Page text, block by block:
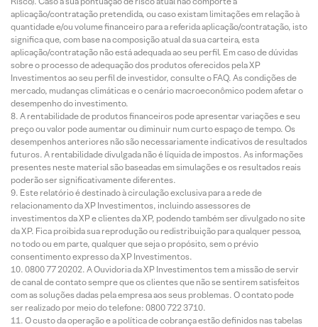
aplicação/contratação pretendida, ou caso existam limitações em relação à
quantidade e/ou volume financeiro para a referida aplicação/contratação, isto
significa que, com base na composição atual da sua carteira, esta
aplicação/contratação não está adequada ao seu perfil. Em caso de dúvidas
sobre o processo de adequação dos produtos oferecidos pela XP
Investimentos ao seu perfil de investidor, consulte o FAQ. As condições de
mercado, mudanças climáticas e o cenário macroeconômico podem afetar o
desempenho do investimento.
A rentabilidade de produtos financeiros pode apresentar variações e seu
preço ou valor pode aumentar ou diminuir num curto espaço de tempo. Os
desempenhos anteriores não são necessariamente indicativos de resultados
futuros. A rentabilidade divulgada não é líquida de impostos. As informações
presentes neste material são baseadas em simulações e os resultados reais
poderão ser significativamente diferentes.
Este relatório é destinado à circulação exclusiva para a rede de
relacionamento da XP Investimentos, incluindo assessores de
investimentos da XP e clientes da XP, podendo também ser divulgado no site
da XP. Fica proibida sua reprodução ou redistribuição para qualquer pessoa,
no todo ou em parte, qualquer que seja o propósito, sem o prévio
consentimento expresso da XP Investimentos.
0800 77 20202. A Ouvidoria da XP Investimentos tem a missão de servir
de canal de contato sempre que os clientes que não se sentirem satisfeitos
com as soluções dadas pela empresa aos seus problemas. O contato pode
ser realizado por meio do telefone: 0800 722 3710.
O custo da operação e a política de cobrança estão definidos nas tabelas